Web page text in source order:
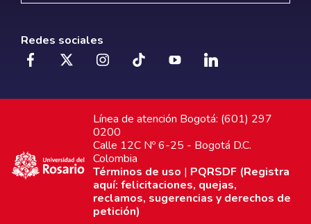
Redes sociales
Línea de atención Bogotá: (601) 297
0200
Calle 12C Nº 6-25 - Bogotá D.C.
Colombia
Términos de uso | PQRSDF (Registra
aquí: felicitaciones, quejas,
reclamos, sugerencias y derechos de
petición)